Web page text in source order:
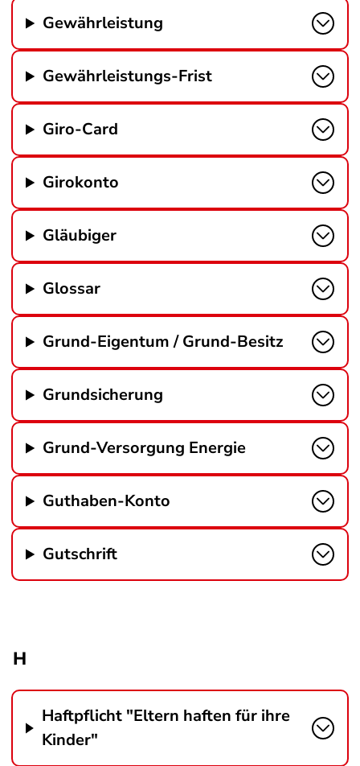
Gewährleistung
Gewährleistungs-Frist
Giro-Card
Girokonto
Gläubiger
Glossar
Grund-Eigentum / Grund-Besitz
Grundsicherung
Grund-Versorgung Energie
Guthaben-Konto
Gutschrift
H
Haftpflicht "Eltern haften für ihre
Kinder"